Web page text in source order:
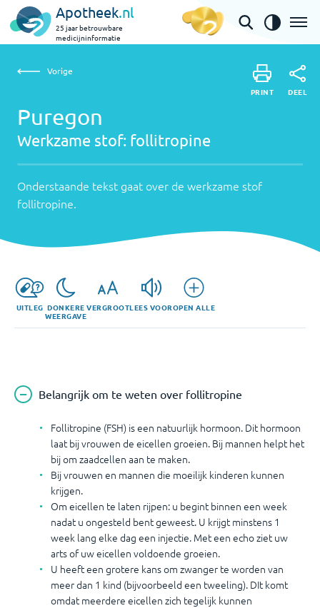
Apotheek.nl
25 jaar betrouwbare
medicijninformatie
Puregon | follitropine
over
de
werkzame
Vorige
Puregon
Werkzame stof: follitropine
Onderstaande tekst gaat over de werkzame stof
follitropine.
PRINT DEEL
UITLEG DONKERE
WEERGAVE
VERGROOTLEES VOOROPEN ALLE
Belangrijk om te weten over follitropine
Follitropine (FSH) is een natuurlijk hormoon. Dit hormoon
laat bij vrouwen de eicellen groeien. Bij mannen helpt het
bij om zaadcellen aan te maken.
Bij vrouwen en mannen die moeilijk kinderen kunnen
krijgen.
Om eicellen te laten rijpen: u begint binnen een week
nadat u ongesteld bent geweest. U krijgt minstens 1
week lang elke dag een injectie. Met een echo ziet uw
arts of uw eicellen voldoende groeien.
U heeft een grotere kans om zwanger te worden van
meer dan 1 kind (bijvoorbeeld een tweeling). DIt komt
omdat meerdere eicellen zich tegelijk kunnen